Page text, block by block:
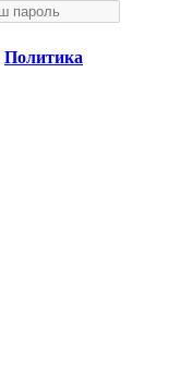
Политика